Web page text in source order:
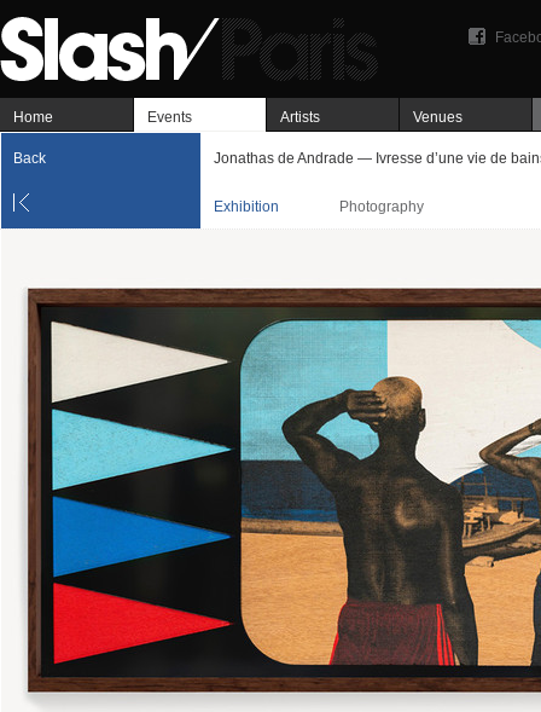
Home Events Artists Venues
Back Jonathas de Andrade — Ivresse d’une vie de
Exhibition Photography